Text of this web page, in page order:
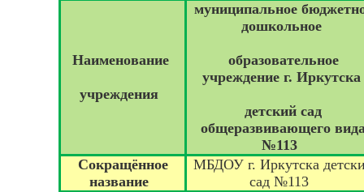
Наименование
учреждения
муниципальное
дошкольное
образовательное
учреждение г. Иркутска
детский сад
общеразвивающего
№113
Сокращённое
название
МБДОУ г. Иркутска
сад №113